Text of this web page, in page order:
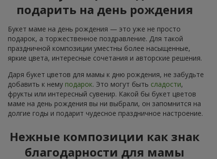
подарить на день рождения
Букет маме на день рождения — это уже не просто
подарок, а торжественное поздравление. Для такой
праздничной композиции уместны более насыщенные,
яркие цвета, интересные сочетания и авторские решения.
Даря букет цветов для мамы к дню рождения, не забудьте
добавить к нему подарок. Это могут быть сладости,
фрукты или интересный сувенир. Какой бы букет цветов
маме на день рождения вы ни выбрали, он запомнится на
долгие годы и подарит чудесное праздничное настроение.
Нежные композиции как знак
благодарности для мамы